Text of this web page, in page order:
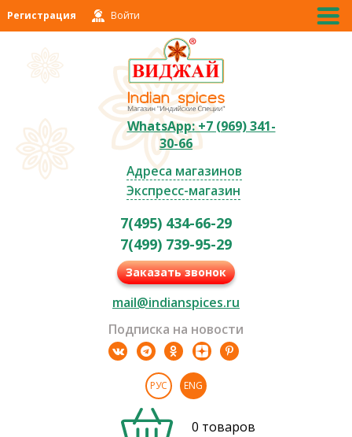
Регистрация Войти
WhatsApp: +7 (969) 341-
30-66
Адреса магазинов
Экспресс-магазин
7(495) 434-66-29
7(499) 739-95-29
Заказать звонок
mail@indianspices.ru
Подписка на новости
РУС ENG
0 товаров